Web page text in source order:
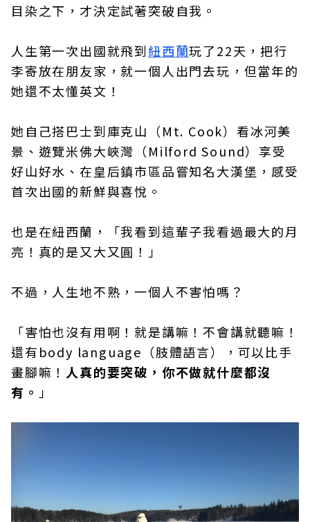
目染之下，才決定試著突破自我。
人生第一次出國就飛到紐西蘭玩了22天，把行
李寄放在朋友家，就一個人出門去玩，但當年的
她還不太懂英文！
她自己搭巴士到庫克山（Mt. Cook）看冰河美
景、遊覽米佛大峽灣（Milford Sound）享受
好山好水、在皇后鎮市區品嘗知名大漢堡，感受
首次出國的新鮮與喜悅。
也是在紐西蘭，「我看到這輩子我看過最大的月
亮！真的是又大又圓！」
不過，人生地不熟，一個人不害怕嗎？
「害怕也沒有用啊！就是講嘛！不會講就聽嘛！
還有body language（肢體語言），可以比手
畫腳嘛！ 人真的要突破，你不做就什麼都沒
有。 」